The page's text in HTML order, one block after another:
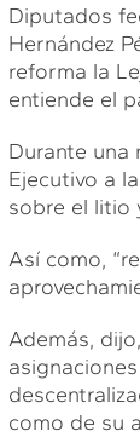
Diputados
Hernández
reforma la
entiende el
Durante una
Ejecutivo a
sobre el litio
Así como,
Además,
como de su